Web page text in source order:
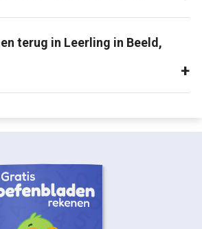
terug in Leerling in Beeld,